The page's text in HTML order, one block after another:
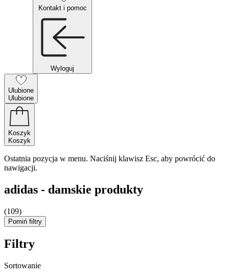
Kontakt i pomoc
Wyloguj
Ulubione
Ulubione
Koszyk
Koszyk
Ostatnia pozycja w menu. Naciśnij klawisz Esc, aby powrócić do
nawigacji.
adidas - damskie produkty
(109)
Pomiń filtry
Filtry
Sortowanie